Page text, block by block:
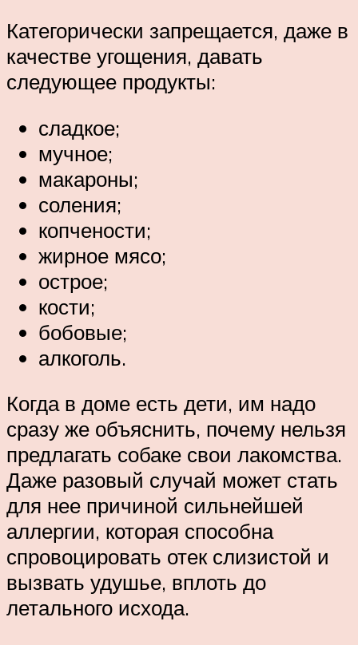
Категорически запрещается, даже в
качестве угощения, давать
следующее продукты:
сладкое;
мучное;
макароны;
соления;
копчености;
жирное мясо;
острое;
кости;
бобовые;
алкоголь.
Когда в доме есть дети, им надо
сразу же объяснить, почему нельзя
предлагать собаке свои лакомства.
Даже разовый случай может стать
для нее причиной сильнейшей
аллергии, которая способна
спровоцировать отек слизистой и
вызвать удушье, вплоть до
летального исхода.